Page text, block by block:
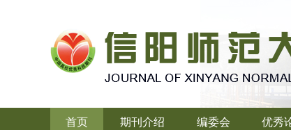
首页 期刊介绍 编委会 优秀